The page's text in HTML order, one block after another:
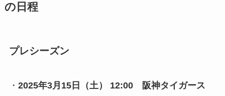
の日程
プレシーズン
・ 2025年3月15日（土） 12:00 阪神タイガース